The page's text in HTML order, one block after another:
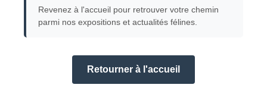
Revenez à l'accueil pour retrouver votre chemin
parmi nos expositions et actualités félines.
Retourner à l'accueil